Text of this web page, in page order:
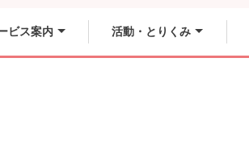
ビス案内 活動・とりくみ